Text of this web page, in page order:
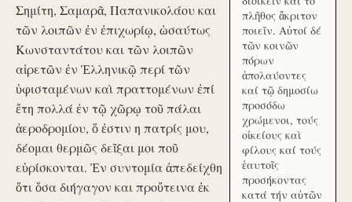
Σημίτη, Σαμαρᾶ, Παπανικολάου και
τῶν λοιπῶν ἐν ἐπιχωρίῳ, ὡσαύτως
Κωνσταντάτου και τῶν λοιπῶν
αἱρετῶν ἐν Ἑλληνικῷ περί τῶν
ὑφισταμένων καὶ πραττομένων ἐπί
ἔτη πολλά ἐν τῷ χῶρῳ τοῦ πάλαι
ἀεροδρομίου, ὅ ἐστιν η πατρίς μου,
δέομαι θερμῶς δεῖξαι μοι ποῦ
εὑρίσκονται. Ἐν συντομία ἀπεδείχθη
ὅτι ὅσα διήγαγον και προὔτεινα ἐκ
πλῆθος ἄκριτον
ποιεῖν. Αὐτοί δέ
τῶν κοινῶν
πόρων
ἀπολαύοντες
καί τῷ δημοσίω
προσόδω
χρώμενοι, τούς
οἰκείους καὶ
φίλους καί τούς
ἑαυτοῖς
προσήκοντας
κατά τήν αὑτῶν